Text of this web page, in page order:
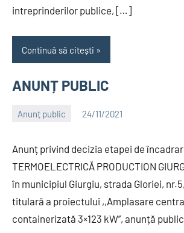
intreprinderilor publice, […]
Continuă să citești
ANUNȚ PUBLIC
Anunț public 24/11/2021
Alexandru
Anunț privind decizia etapei de
TERMOELECTRICĂ PRODUCTION
în municipiul Giurgiu, strada Gloriei,
titulară a proiectului ,,Amplasare
containerizată 3×123 kW’’, anunță